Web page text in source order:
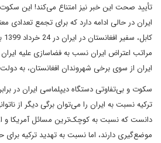
تأیید صحت این خبر نیز امتناع می‌کند! این
ایران در حالی ادامه دارد که برای تجمع تعدادی
مراتب اعتراض ایران نسب به فضاسازی علیه
ایران از سوی برخی شهروندان افغانستان، به
سکوت و بی‌تفاوتی دستگاه دیپلماسی ایران در
ترکیه نسبت به ایران را می‌توان برگی دیگر از
دانست که نسبت به کوچک‌ترین مسائل آمریکا و
موضع‌گیری دارند، اما نسبت به تهدید ترکیه